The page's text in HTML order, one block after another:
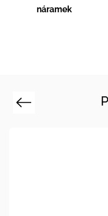
náramek
Previous